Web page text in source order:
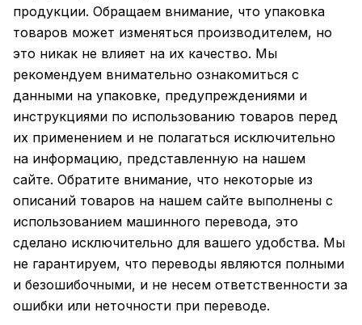
продукции. Обращаем внимание, что упаковка
товаров может изменяться производителем, но
это никак не влияет на их качество. Мы
рекомендуем внимательно ознакомиться с
данными на упаковке, предупреждениями и
инструкциями по использованию товаров перед
их применением и не полагаться исключительно
на информацию, представленную на нашем
сайте. Обратите внимание, что некоторые из
описаний товаров на нашем сайте выполнены с
использованием машинного перевода, это
сделано исключительно для вашего удобства. Мы
не гарантируем, что переводы являются полными
и безошибочными, и не несем ответственности за
ошибки или неточности при переводе.